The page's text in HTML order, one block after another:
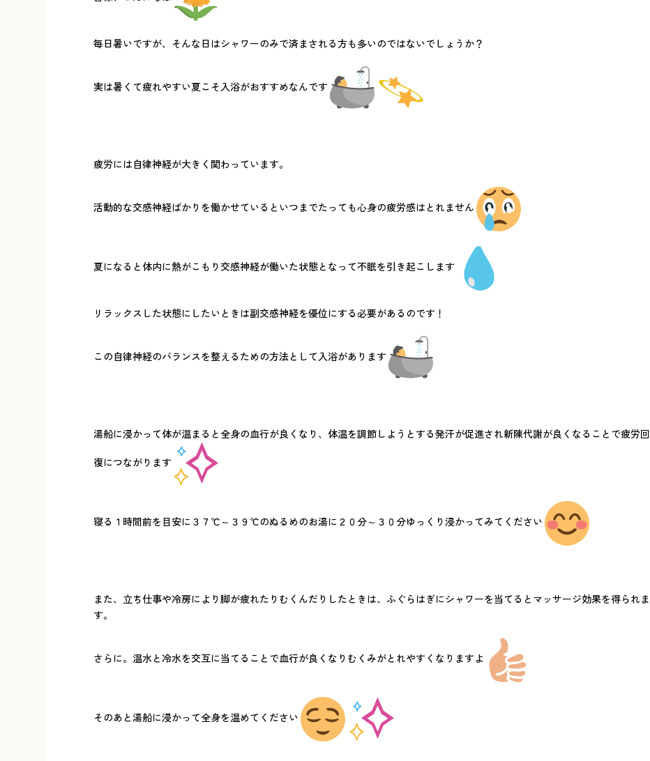
毎日暑いですが、そんな日はシャワーのみで済まされる方も多いのではないでしょうか？
実は暑くて疲れやすい夏こそ入浴がおすすめなんです
疲労には自律神経が大きく関わっています。
活動的な交感神経ばかりを働かせているといつまでたっても心身の疲労感はとれません
夏になると体内に熱がこもり交感神経が働いた状態となって不眠を引き起こします
リラックスした状態にしたいときは副交感神経を優位にする必要があるのです！
この自律神経のバランスを整えるための方法として入浴があります
湯船に浸かって体が温まると全身の血行が良くなり、体温を調節しようとする発汗が促進され新陳代謝が良くなることで疲労回
復につながります
寝る１時間前を目安に３７℃～３９℃のぬるめのお湯に２０分～３０分ゆっくり浸かってみてください
また、立ち仕事や冷房により脚が疲れたりむくんだりしたときは、ふぐらはぎにシャワーを当てるとマッサージ効果を得られま
す。
さらに。温水と冷水を交互に当てることで血行が良くなりむくみがとれやすくなりますよ
そのあと湯船に浸かって全身を温めてください